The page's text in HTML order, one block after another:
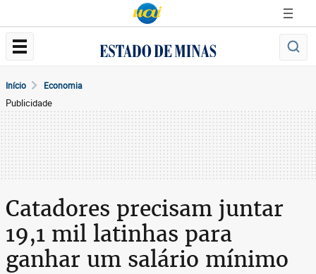
Início Economia
Publicidade
Catadores precisam juntar
19,1 mil latinhas para
ganhar um salário mínimo